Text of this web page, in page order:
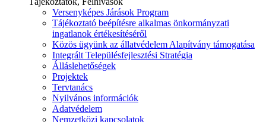
Versenyképes Járások Program
Tájékoztató beépítésre alkalmas önkormányzati
ingatlanok értékesítéséről
Közös ügyünk az állatvédelem Alapítvány támogatása
Integrált Településfejlesztési Stratégia
Álláslehetőségek
Projektek
Tervtanács
Nyilvános információk
Adatvédelem
Nemzetközi kapcsolatok